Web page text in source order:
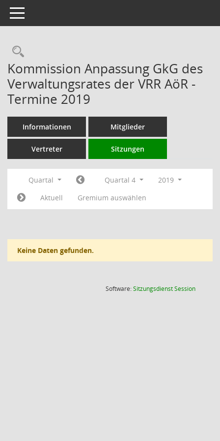
Toggle navigation
Rechercheauswahl
Kommission Anpassung GkG des
Verwaltungsrates der VRR AöR -
Termine 2019
Informationen Mitglieder
Vertreter Sitzungen
Quartal Quartal 4
2019
Aktuell
Gremium auswählen
Keine Daten gefunden.
Software:SitzungsdienstSession(Wird in